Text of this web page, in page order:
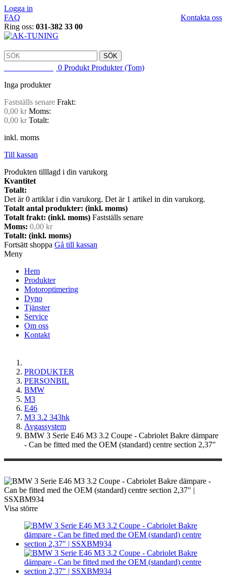
Logga in
Kontakta oss
FAQ
Ring oss: 031-382 33 00
SÖK
0 Produkt Produkter (Tom)
Inga produkter
Fastställs senare Frakt:
0,00 kr Moms:
0,00 kr Totalt:
inkl. moms
Till kassan
Produkten tilllagd i din varukorg
Kvantitet
Totalt:
Det är0 artiklar i din varukorg. Det är 1 artikel in din varukorg.
Totalt antal produkter: (inkl. moms)
Totalt frakt: (inkl. moms) Fastställs senare
Moms: 0,00 kr
Totalt: (inkl. moms)
Fortsätt shoppa Gå till kassan
Meny
Hem
Produkter
Motoroptimering
Dyno
Tjänster
Service
Om oss
Kontakt
PRODUKTER
PERSONBIL
BMW
M3
E46
M3 3.2 343hk
Avgassystem
BMW 3 Serie E46 M3 3.2 Coupe - Cabriolet Bakre dämpare
- Can be fitted med the OEM (standard) centre section 2,37"
Visa större